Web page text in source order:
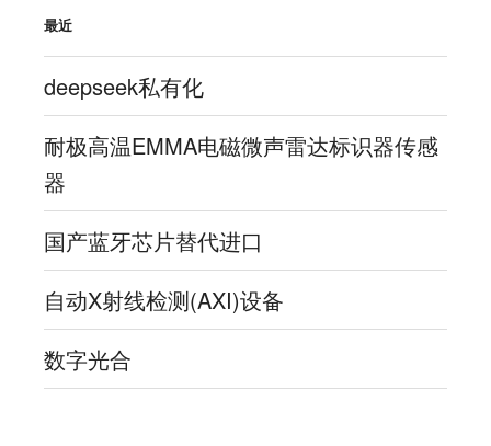
最近
deepseek私有化
耐极高温EMMA电磁微声雷达标识器传感
器
国产蓝牙芯片替代进口
自动X射线检测(AXI)设备
数字光合